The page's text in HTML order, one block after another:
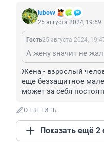
lubovv
25 августа 2024, 19:59
Гость25 августа 2024,
А жену значит не
Жена - взрослый
еще беззащитное
может за себя
ОТВЕТИТЬ
Показать ещё 2